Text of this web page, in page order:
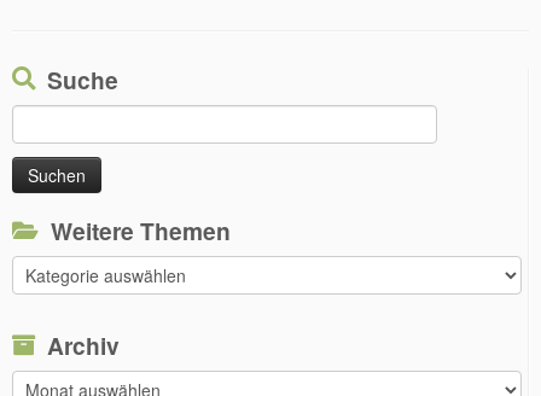
Suche
nach:
Weitere Themen
Weitere
Themen
Archiv
Archiv